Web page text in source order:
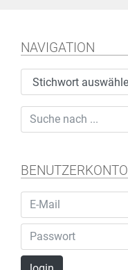
NAVIGATION
BENUTZERKONTO